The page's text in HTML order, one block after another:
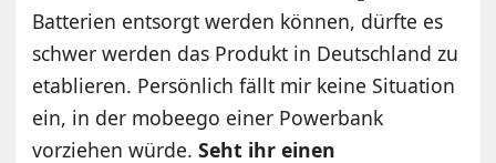
Batterien entsorgt werden können, dürfte es
schwer werden das Produkt in Deutschland zu
etablieren. Persönlich fällt mir keine Situation
ein, in der mobeego einer Powerbank
vorziehen würde.Seht ihr einen